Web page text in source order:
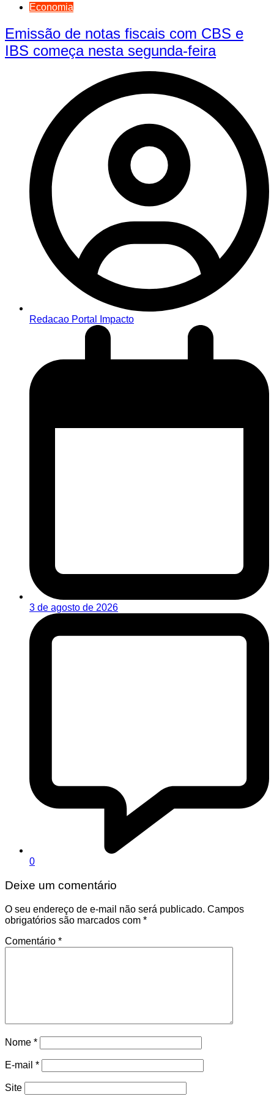
Economia
Emissão de notas fiscais com CBS e
IBS começa nesta segunda-feira
Redacao Portal Impacto
3 de agosto de 2026
0
Deixe um comentário
O seu endereço de e-mail não será publicado. Campos
obrigatórios são marcados com *
Comentário *
Nome *
E-mail *
Site